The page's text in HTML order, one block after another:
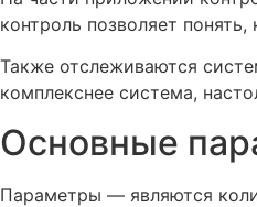
контроль позволяет
Также отслеживаются
комплекснее система,
Основные
Параметры — являются